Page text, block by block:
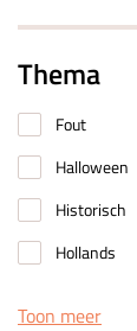
Thema
Fout
Halloween
Historisch
Hollands
Toon meer